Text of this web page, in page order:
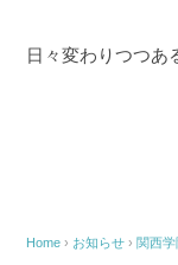
日々変わりつつあ
Home › お知らせ ›関西